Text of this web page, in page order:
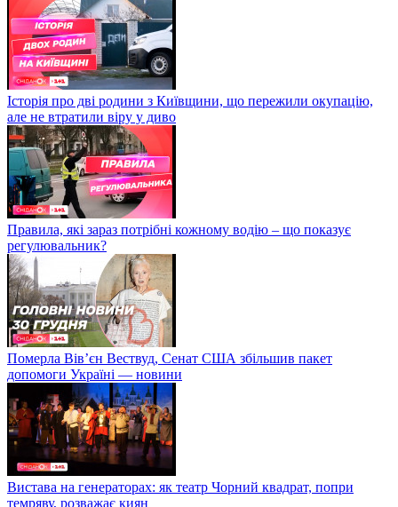
Історія про дві родини з Київщини, що пережили окупацію,
але не втратили віру у диво
Правила, які зараз потрібні кожному водію – що показує
регулювальник?
Померла Вівʼєн Вествуд, Сенат США збільшив пакет
допомоги Україні — новини
Вистава на генераторах: як театр Чорний квадрат, попри
темряву, розважає киян